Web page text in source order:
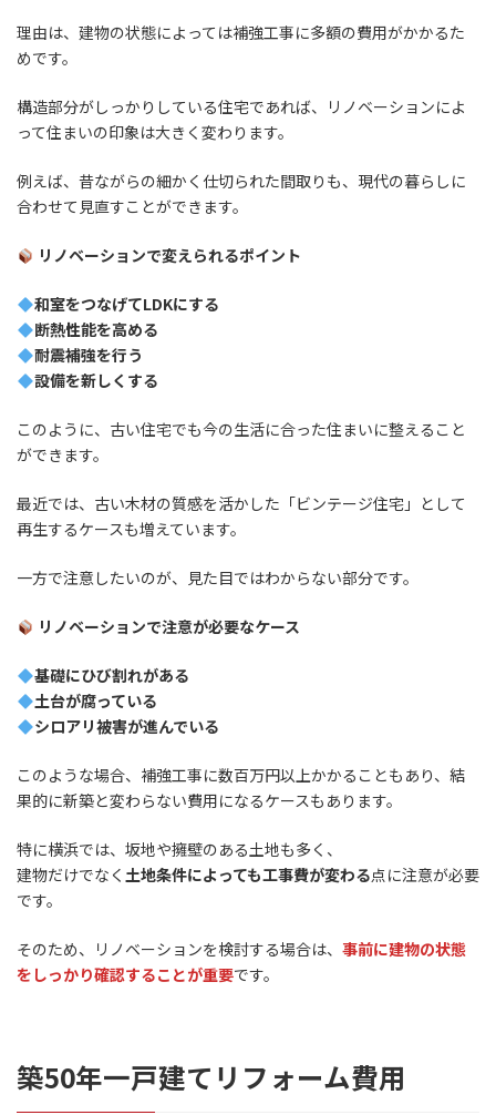
理由は、建物の状態によっては補強工事に多額の費用がかかるた
めです。
構造部分がしっかりしている住宅であれば、リノベーションによ
って住まいの印象は大きく変わります。
例えば、昔ながらの細かく仕切られた間取りも、現代の暮らしに
合わせて見直すことができます。
リノベーションで変えられるポイント
和室をつなげてLDKにする
断熱性能を高める
耐震補強を行う
設備を新しくする
このように、古い住宅でも今の生活に合った住まいに整えること
ができます。
最近では、古い木材の質感を活かした「ビンテージ住宅」として
再生するケースも増えています。
一方で注意したいのが、見た目ではわからない部分です。
リノベーションで注意が必要なケース
基礎にひび割れがある
土台が腐っている
シロアリ被害が進んでいる
このような場合、補強工事に数百万円以上かかることもあり、結
果的に新築と変わらない費用になるケースもあります。
特に横浜では、坂地や擁壁のある土地も多く、
建物だけでなく 土地条件によっても工事費が変わる点に注意が必要
です。
そのため、リノベーションを検討する場合は、 事前に建物の状態
をしっかり確認することが重要です。
築50年一戸建てリフォーム費用